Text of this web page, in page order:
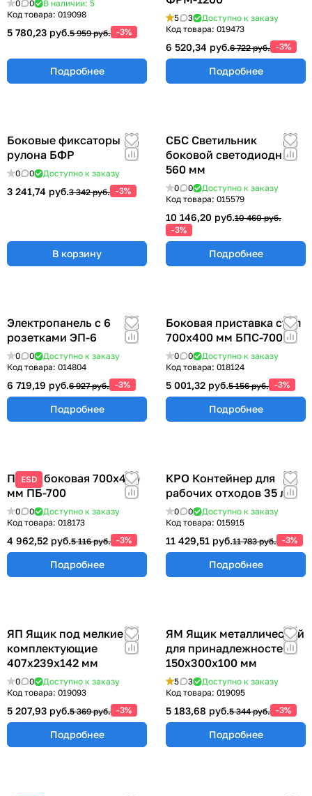
0 0
В наличии: 5
Код товара: 019098
5 780,23 руб.5 959 руб. -3%
Подробнее
5 3
Доступно к заказу
Код товара: 019473
6 520,34 руб.6 722 руб. -3%
Подробнее
Боковые фиксаторы
рулона БФР
0 0 Доступно к заказу
3 241,74 руб.3 342 руб. -3%
В корзину
СБС Светильник
боковой светодиодный
560 мм
0 0
Доступно к заказу
Код товара: 015579
10 146,20 руб.10 460 руб.
-3%
Подробнее
Электропанель с 6
розетками ЭП-6
0 0
Доступно к заказу
Код товара: 014804
6 719,19 руб.6 927 руб. -3%
Подробнее
Боковая приставка стол
700х400 мм БПС-700
0 0
Доступно к заказу
Код товара: 018124
5 001,32 руб.5 156 руб. -3%
Подробнее
ESD
Полка боковая 700х400
мм ПБ-700
0 0
Доступно к заказу
Код товара: 018173
4 962,52 руб.5 116 руб. -3%
Подробнее
КРО Контейнер для
рабочих отходов 35 л.
0 0
Доступно к заказу
Код товара: 015915
11 429,51 руб.11 783 руб. -3%
Подробнее
ЯП Ящик под мелкие
комплектующие
407х239х142 мм
0 0
Доступно к заказу
Код товара: 019093
5 207,93 руб.5 369 руб. -3%
Подробнее
ЯМ Ящик металлический
для принадлежностей
150х300х100 мм
5 3
Доступно к заказу
Код товара: 019095
5 183,68 руб.5 344 руб. -3%
Подробнее